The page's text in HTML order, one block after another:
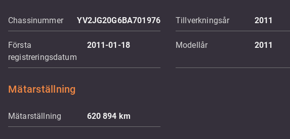
Chassinummer YV2JG20G6BA701976 Tillverkningsår 2011
Första
registreringsdatum
2011-01-18 Modellår 2011
Mätarställning
Mätarställning 620 894 km